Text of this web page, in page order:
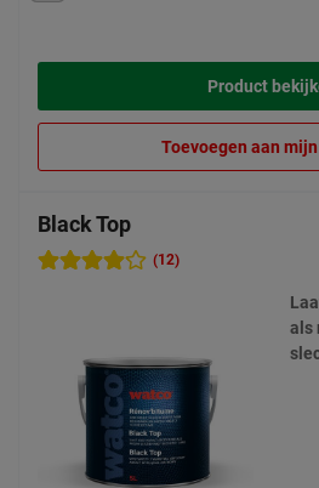
Product
Toevoegen aan
Black Top
(12)
als